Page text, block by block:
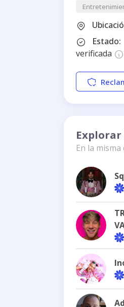
Estado:
verificada
En la